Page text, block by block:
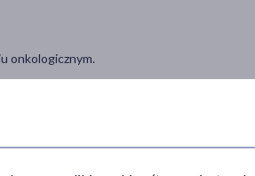
onkologicznym.
ciąży od II trymestru i w okresie